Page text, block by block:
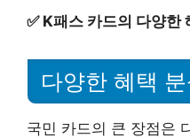
✅ K패스 카드의 다양한
다양한 혜택 분
국민 카드의 큰 장점은